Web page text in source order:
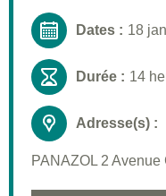
Dates : 18
Durée : 14
Adresse(s) :
PANAZOL 2